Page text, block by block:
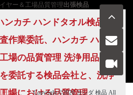
ヤー＆工場品質管理出張検品
ンカチ ハンドタオル検品会
作業委託、ハンカチ ハンド
場の品質管理 洗浄用品の外
委託する検品会社と、洗浄
場における品質管理。
お問い合わせ
用規 Copyright ©2026ヨシダ 検品 All